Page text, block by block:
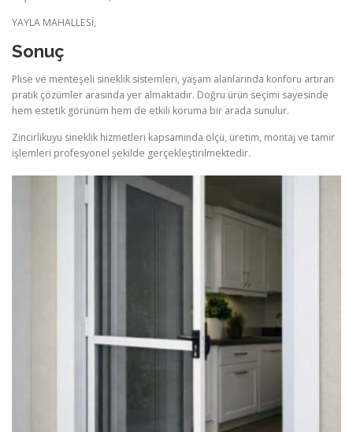
YAYLA MAHALLESİ,
Sonuç
Plise ve menteşeli sineklik sistemleri, yaşam alanlarında konforu artıran
pratik çözümler arasında yer almaktadır. Doğru ürün seçimi sayesinde
hem estetik görünüm hem de etkili koruma bir arada sunulur.
Zincirlikuyu sineklik hizmetleri kapsamında ölçü, üretim, montaj ve tamir
işlemleri profesyonel şekilde gerçekleştirilmektedir.